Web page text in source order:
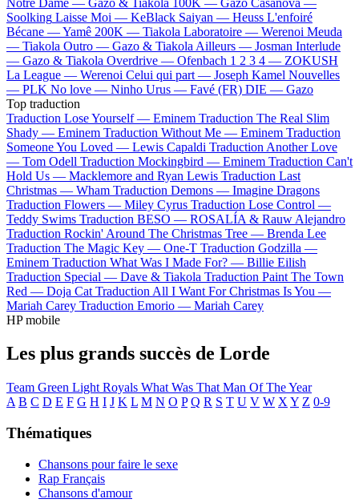
Soolking Laisse Moi — KeBlack Saiyan — Heuss L'enfoiré
Bécane —Yamê 200K — Tiakola Laboratoire — Werenoi Meuda
— Tiakola Outro — Gazo & Tiakola Ailleurs — Josman Interlude
— Gazo & Tiakola Overdrive — Ofenbach 1 2 3 4 — ZOKUSH
La League — Werenoi Celui qui part — Joseph Kamel Nouvelles
— PLK No love — Ninho Urus — Favé (FR) DIE — Gazo
Top traduction
Traduction Lose Yourself — Eminem Traduction The Real Slim
Shady — Eminem Traduction Without Me — Eminem Traduction
Someone You Loved — Lewis Capaldi Traduction Another Love
— Tom Odell Traduction Mockingbird — Eminem Traduction Can't
Hold Us — Macklemore and Ryan Lewis Traduction Last
Christmas — Wham Traduction Demons — Imagine Dragons
Traduction Flowers — Miley Cyrus Traduction Lose Control —
Teddy Swims Traduction BESO — ROSALÍA & Rauw Alejandro
Traduction Rockin' Around The Christmas Tree — Brenda Lee
Traduction The Magic Key — One-T Traduction Godzilla —
Eminem Traduction What Was I Made For? — Billie Eilish
Traduction Special — Dave & Tiakola Traduction Paint The Town
Red — Doja Cat Traduction All I Want For Christmas Is You —
Mariah Carey Traduction Emorio — Mariah Carey
HP mobile
Les plus grands succès de Lorde
Team Green Light Royals What Was That Man Of The Year
A B C D E F G H I J K L M N O P Q R S T U V W X Y Z 0-9
Thématiques
Chansons pour faire le sexe
Rap Français
Chansons d'amour